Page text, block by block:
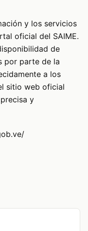
y los servicios
oficial del SAIME.
de
por parte de la
a los
sitio web oficial
y